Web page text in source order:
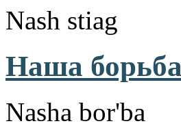
Nash stiag
Наша
Nasha bor'ba